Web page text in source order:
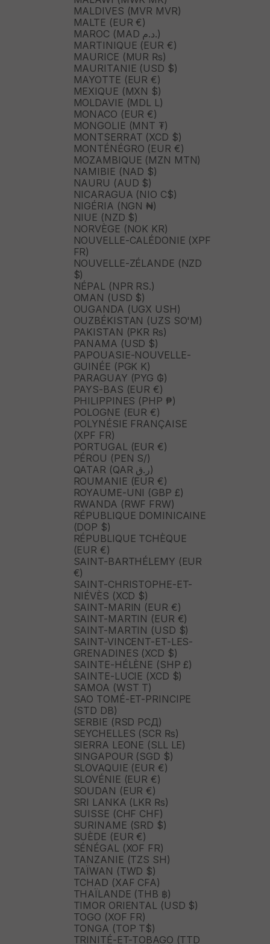
MALDIVES (MVR MVR)
MALTE (EUR €)
MAROC (MAD د.م.)
MARTINIQUE (EUR €)
MAURICE (MUR ₨)
MAURITANIE (USD $)
MAYOTTE (EUR €)
MEXIQUE (MXN $)
MOLDAVIE (MDL L)
MONACO (EUR €)
MONGOLIE (MNT ₮)
MONTSERRAT (XCD $)
MONTÉNÉGRO (EUR €)
MOZAMBIQUE (MZN MTN)
NAMIBIE (NAD $)
NAURU (AUD $)
NICARAGUA (NIO C$)
NIGÉRIA (NGN ₦)
NIUE (NZD $)
NORVÈGE (NOK KR)
NOUVELLE-CALÉDONIE (XPF
FR)
NOUVELLE-ZÉLANDE (NZD
$)
NÉPAL (NPR RS.)
OMAN (USD $)
OUGANDA (UGX USH)
OUZBÉKISTAN (UZS SO'M)
PAKISTAN (PKR ₨)
PANAMA (USD $)
PAPOUASIE-NOUVELLE-
GUINÉE (PGK K)
PARAGUAY (PYG ₲)
PAYS-BAS (EUR €)
PHILIPPINES (PHP ₱)
POLOGNE (EUR €)
POLYNÉSIE FRANÇAISE
(XPF FR)
PORTUGAL (EUR €)
PÉROU (PEN S/)
QATAR (QAR ر.ق)
ROUMANIE (EUR €)
ROYAUME-UNI (GBP £)
RWANDA (RWF FRW)
RÉPUBLIQUE DOMINICAINE
(DOP $)
RÉPUBLIQUE TCHÈQUE
(EUR €)
SAINT-BARTHÉLEMY (EUR
€)
SAINT-CHRISTOPHE-ET-
NIÉVÈS (XCD $)
SAINT-MARIN (EUR €)
SAINT-MARTIN (EUR €)
SAINT-MARTIN (USD $)
SAINT-VINCENT-ET-LES-
GRENADINES (XCD $)
SAINTE-HÉLÈNE (SHP £)
SAINTE-LUCIE (XCD $)
SAMOA (WST T)
SAO TOMÉ-ET-PRINCIPE
(STD DB)
SERBIE (RSD РСД)
SEYCHELLES (SCR ₨)
SIERRA LEONE (SLL LE)
SINGAPOUR (SGD $)
SLOVAQUIE (EUR €)
SLOVÉNIE (EUR €)
SOUDAN (EUR €)
SRI LANKA (LKR ₨)
SUISSE (CHF CHF)
SURINAME (SRD $)
SUÈDE (EUR €)
SÉNÉGAL (XOF FR)
TANZANIE (TZS SH)
TAÏWAN (TWD $)
TCHAD (XAF CFA)
THAÏLANDE (THB ฿)
TIMOR ORIENTAL (USD $)
TOGO (XOF FR)
TONGA (TOP T$)
TRINITÉ-ET-TOBAGO (TTD